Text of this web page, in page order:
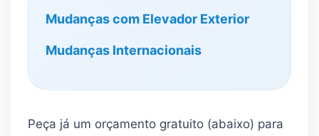
Mudanças com Elevador Exterior
Mudanças Internacionais
Peça já um orçamento gratuito (abaixo) para